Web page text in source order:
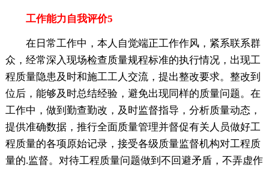
工作能力自我评价5
在日常工作中，本人自觉端正工作作风，紧系联系群
众，经常深入现场检查质量规程标准的执行情况，出现工
程质量隐患及时和施工工人交流，提出整改要求。整改到
位后，能够及时总结经验，避免出现同样的质量问题。在
工作中，做到勤查勤改，及时监督指导，分析质量动态，
提供准确数据，推行全面质量管理并督促有关人员做好工
程质量的各项原始记录，接受各级质量监督机构对工程质
量的.监督。对待工程质量问题做到不回避矛盾，不弄虚作